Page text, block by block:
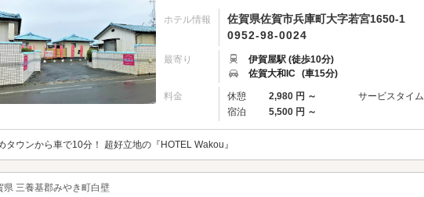
ホテル情報
佐賀県佐賀市兵庫町大字若宮1650-1
0952-98-0024
最寄り
伊賀屋駅 (徒歩10分)
佐賀大和IC (車15分)
料金 休憩 2,980 円 ～ サービスタイム
宿泊
5,500 円 ～
タウンから車で10分！ 超好立地の『HOTEL Wakou』
県 三養基郡みやき町白壁